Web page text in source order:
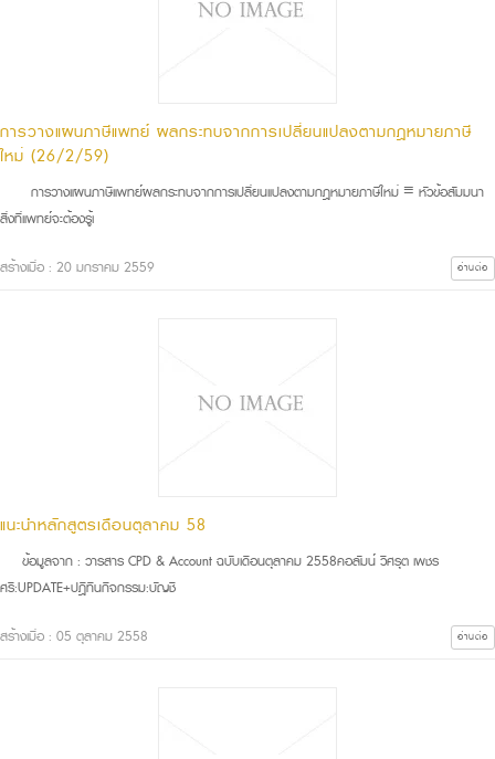
การวางแผนภาษีแพทย์ ผลกระทบจากการเปลี่ยนแปลงตามกฎหมายภาษี
ใหม่ (26/2/59)
การวางแผนภาษีแพทย์ผลกระทบจากการเปลี่ยนแปลงตามกฎหมายภาษีใหม่ ≡ หัวข้อสัมมนา
สิ่งที่แพทย์จะต้องรู้เ
สร้างเมื่อ : 20 มกราคม 2559 อ่านต่อ
แนะนำหลักสูตรเดือนตุลาคม 58
ข้อมูลจาก : วารสาร CPD & Account ฉบับเดือนตุลาคม 2558คอลัมน์ วิศรุต เพชร
ศรี:UPDATE+ปฎิทินกิจกรรม:บัญชี
สร้างเมื่อ : 05 ตุลาคม 2558 อ่านต่อ